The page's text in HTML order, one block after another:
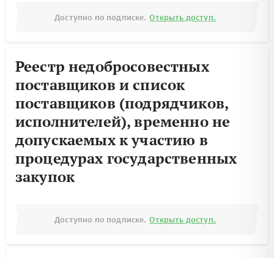
Доступно по подписке. Открыть доступ.
Реестр недобросовестных
поставщиков и список
поставщиков (подрядчиков,
исполнителей), временно не
допускаемых к участию в
процедурах государственных
закупок
Доступно по подписке. Открыть доступ.